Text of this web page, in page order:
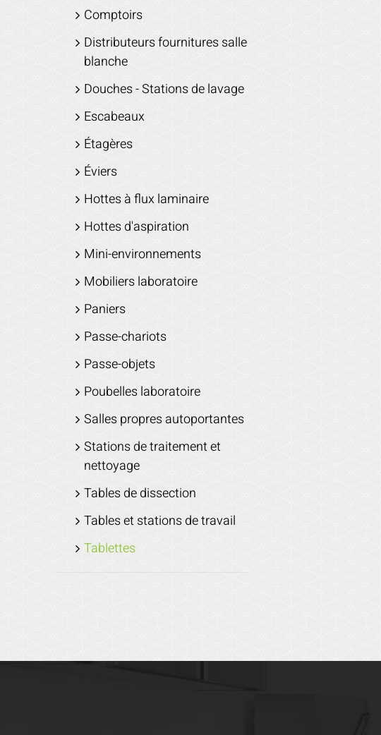
Comptoirs
Distributeurs fournitures salle
blanche
Douches - Stations de lavage
Escabeaux
Étagères
Éviers
Hottes à flux laminaire
Hottes d'aspiration
Mini-environnements
Mobiliers laboratoire
Paniers
Passe-chariots
Passe-objets
Poubelles laboratoire
Salles propres autoportantes
Stations de traitement et
nettoyage
Tables de dissection
Tables et stations de travail
Tablettes